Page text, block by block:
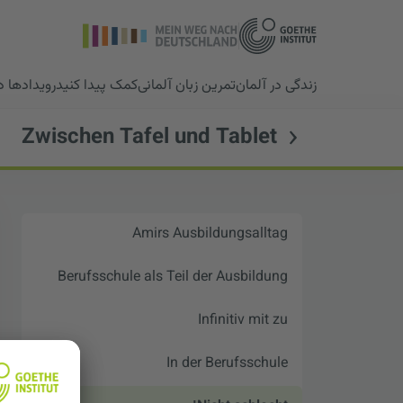
زندگی در آلمانتمرین زبان آلمانیکمک پیدا کنید
Zwischen Tafel und Tablet
Amirs Ausbildungsalltag
Berufsschule als Teil der Ausbildung
Infinitiv mit zu
In der Berufsschule